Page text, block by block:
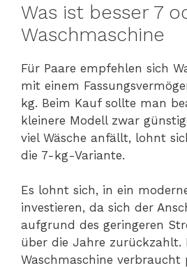
Was ist besser 7
Waschmaschine
Für Paare empfehlen sich
mit einem
kg. Beim Kauf sollte man
kleinere Modell zwar
viel Wäsche anfällt, lohnt
die 7-kg-Variante.
Es lohnt sich, in ein
investieren, da sich der
aufgrund des geringeren
über die Jahre zurückzahlt.
Waschmaschine verbraucht